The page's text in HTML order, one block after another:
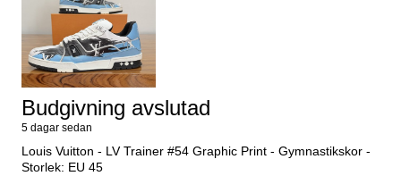
Budgivning avslutad
5 dagar sedan
Louis Vuitton - LV Trainer #54 Graphic Print - Gymnastikskor -
Storlek: EU 45